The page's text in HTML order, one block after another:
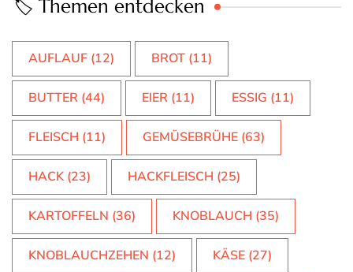
🏷️ Themen entdecken
AUFLAUF (12) BROT (11)
BUTTER (44) EIER (11) ESSIG (11)
FLEISCH (11) GEMÜSEBRÜHE (63)
HACK(23) HACKFLEISCH (25)
KARTOFFELN (36) KNOBLAUCH (35)
KNOBLAUCHZEHEN (12) KÄSE (27)